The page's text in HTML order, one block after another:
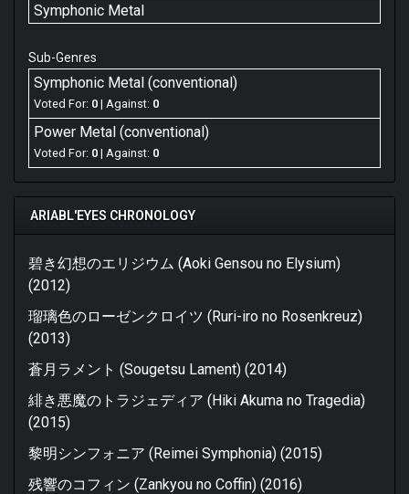
Symphonic Metal
Sub-Genres
Symphonic Metal (conventional)
Voted For: 0 | Against: 0
Power Metal (conventional)
Voted For: 0 | Against: 0
ARIABL'EYES CHRONOLOGY
碧き幻想のエリジウム (Aoki Gensou no Elysium)
(2012)
瑠璃色のローゼンクロイツ (Ruri-iro no Rosenkreuz)
(2013)
蒼月ラメント (Sougetsu Lament) (2014)
緋き悪魔のトラジェディア (Hiki Akuma no Tragedia)
(2015)
黎明シンフォニア (Reimei Symphonia) (2015)
残響のコフィン (Zankyou no Coffin) (2016)